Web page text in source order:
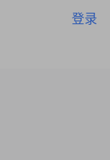
登录